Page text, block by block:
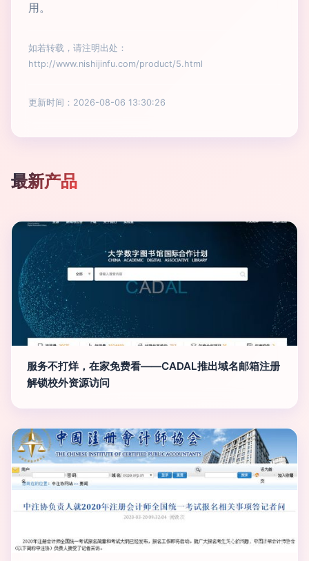
用。
如若转载，请注明出处：
http://www.nishijinfu.com/product/5.html
更新时间：2026-08-06 13:30:26
最新产品
服务不打烊，在家免费看——CADAL推出域名邮箱注册
解锁校外资源访问